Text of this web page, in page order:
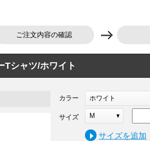
ご注文内容の確認
Tシャツ/ホワイト
カラー ホワイト
M
サイズ
サイズを追加